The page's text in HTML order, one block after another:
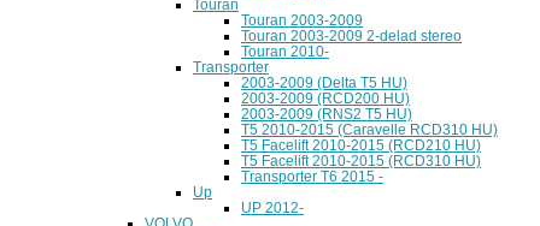
Touran
Touran 2003-2009
Touran 2003-2009 2-delad stereo
Touran 2010-
Transporter
2003-2009 (Delta T5 HU)
2003-2009 (RCD200 HU)
2003-2009 (RNS2 T5 HU)
T5 2010-2015 (Caravelle RCD310 HU)
T5 Facelift 2010-2015 (RCD210 HU)
T5 Facelift 2010-2015 (RCD310 HU)
Transporter T6 2015 -
Up
UP 2012-